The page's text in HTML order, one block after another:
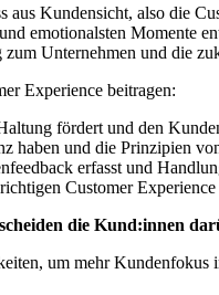
aus Kundensicht, also die
emotionalsten Momente
Unternehmen und die
Experience beitragen:
fördert und den
haben und die Prinzipien
erfasst und
Customer
die Kund:innen
um mehr Kundenfokus